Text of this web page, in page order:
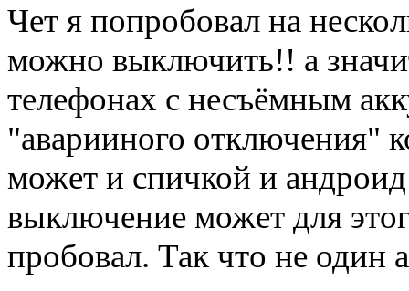
Чет я попробовал на
можно выключить!! а
телефонах с несъёмным
"аварииного отключения"
может и спичкой и андроид
выключение может для
пробовал. Так что не один